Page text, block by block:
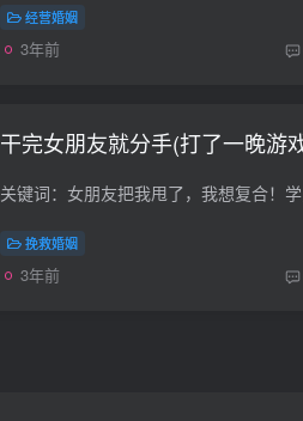
经营婚姻
3年前
干完女朋友就分手(打了一晚游
挽救婚姻
3年前